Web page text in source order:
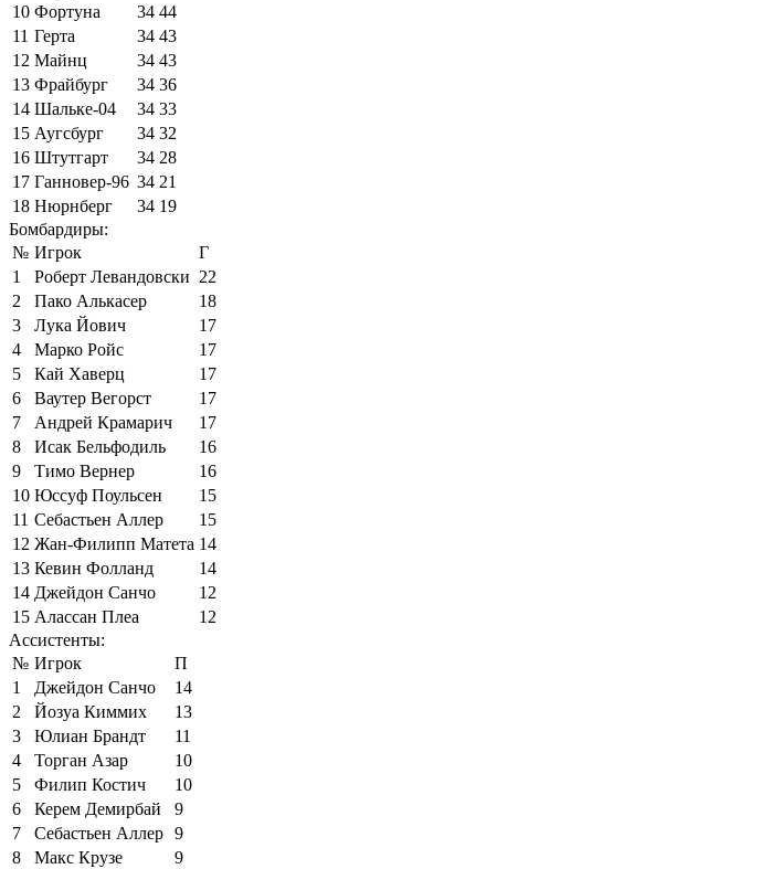
10 Фортуна 34 44
11 Герта 34 43
12 Майнц 34 43
13 Фрайбург 34 36
14 Шальке-04 34 33
15 Аугсбург 34 32
16 Штутгарт 34 28
17 Ганновер-96 34 21
18 Нюрнберг 34 19
Бомбардиры:
№ Игрок
Г
1
Роберт Левандовски 22
2
Пако Алькасер
18
3
Лука Йович
17
4
Марко Ройс
17
5
Кай Хаверц
17
6
Ваутер Вегорст
17
7
Андрей Крамарич
17
8
Исак Бельфодиль
16
9
Тимо Вернер
16
10 Юссуф Поульсен
15
11 Себастьен Аллер
15
12 Жан-Филипп Матета 14
13 Кевин Фолланд
14
14 Джейдон Санчо
12
15 Алассан Плеа
12
Ассистенты:
№ Игрок
П
1
Джейдон Санчо
14
2
Йозуа Киммих
13
3
Юлиан Брандт
11
4
Торган Азар
10
5
Филип Костич
10
6
Керем Демирбай
9
7
Себастьен Аллер 9
8
Макс Крузе
9